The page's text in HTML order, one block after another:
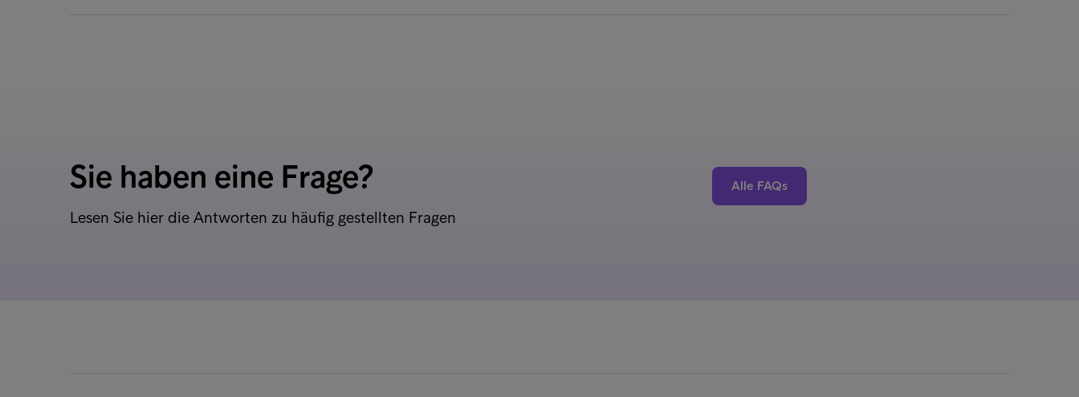
Sie haben eine Frage?
Lesen Sie hier die Antworten zu häufig gestellten Fragen
Alle FAQs